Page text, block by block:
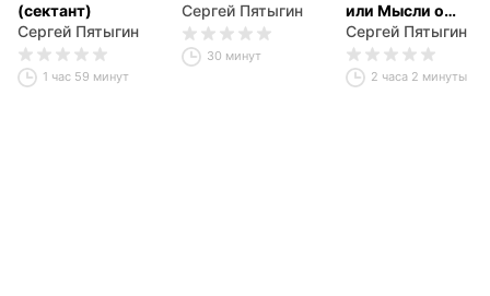
(сектант)
Сергей Пятыгин
1 час 59 минут
Сергей Пятыгин
30 минут
или Мысли о
жизни
Сергей Пятыгин
2 часа 2 минуты